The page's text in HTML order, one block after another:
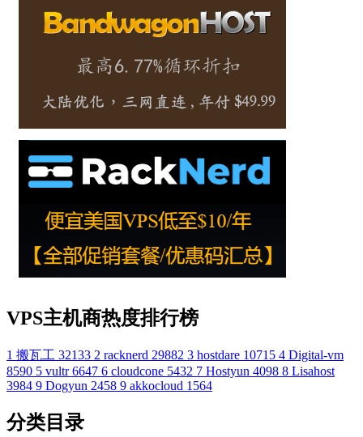
VPS主机商热度排行榜
1 搬瓦工 32133 2 racknerd 29882 3 hostdare 10715 4 Digital-vm
8590 5 vultr 6647 6 cloudcone 5432 7 Hostyun 4098 8 Lisahost
3984 9 Dogyun 2458 9 akkocloud 1564
分类目录